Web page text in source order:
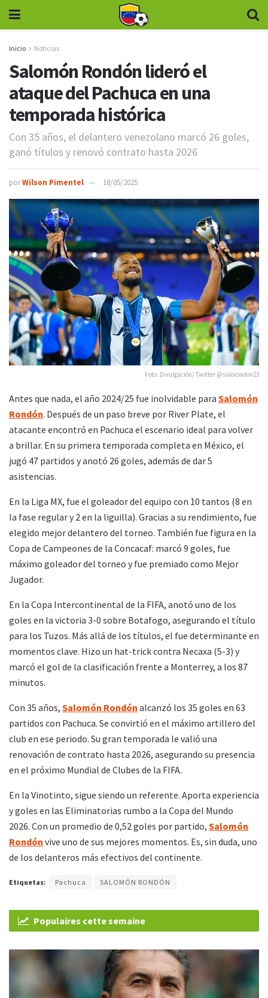
Inicio Noticias
Salomón Rondón lideró el
ataque del Pachuca en una
temporada histórica
Con 35 años, el delantero venezolano marcó 26 goles,
ganó títulos y renovó contrato hasta 2026
porWilson Pimentel 18/05/2025
Foto: Divulgación/ Twitter @salorondon23
Antes que nada, el año 2024/25 fue inolvidable para Salomón
Rondón. Después de un paso breve por River Plate, el
atacante encontró en Pachuca el escenario ideal para volver
a brillar. En su primera temporada completa en México, el
jugó 47 partidos y anotó 26 goles, además de dar 5
asistencias.
En la Liga MX, fue el goleador del equipo con 10 tantos (8 en
la fase regular y 2 en la liguilla). Gracias a su rendimiento, fue
elegido mejor delantero del torneo. También fue figura en la
Copa de Campeones de la Concacaf: marcó 9 goles, fue
máximo goleador del torneo y fue premiado como Mejor
Jugador.
En la Copa Intercontinental de la FIFA, anotó uno de los
goles en la victoria 3-0 sobre Botafogo, asegurando el título
para los Tuzos. Más allá de los títulos, el fue determinante en
momentos clave. Hizo un hat-trick contra Necaxa (5-3) y
marcó el gol de la clasificación frente a Monterrey, a los 87
minutos.
Con 35 años, Salomón Rondón alcanzó los 35 goles en 63
partidos con Pachuca. Se convirtió en el máximo artillero del
club en ese periodo. Su gran temporada le valió una
renovación de contrato hasta 2026, asegurando su presencia
en el próximo Mundial de Clubes de la FIFA.
En la Vinotinto, sigue siendo un referente. Aporta experiencia
y goles en las Eliminatorias rumbo a la Copa del Mundo
2026. Con un promedio de 0,52 goles por partido, Salomón
Rondón vive uno de sus mejores momentos. Es, sin duda, uno
de los delanteros más efectivos del continente.
Etiquetas: Pachuca SALOMÓN RONDÓN
Populaires cette semaine